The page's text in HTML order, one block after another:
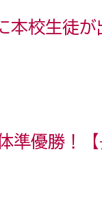
本校生徒が
準優勝！【